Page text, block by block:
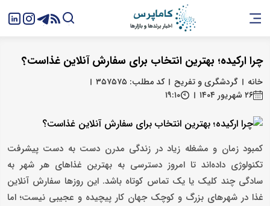
چرا ارکیده؛ بهترین انتخاب برای سفارش آنلاین غذاست؟
خانه گردشگری و تفریح
کد مطلب: ۳۵۷۵۷۵
۲۶ شهریور ۱۴۰۴
۱۹:۱۰
کمبود زمان و مشغله زیاد در زندگی مدرن دست به دست پیشرفت
تکنولوژی داده‌اند تا امروز دسترسی به بهترین غذاهای هر شهر به
سادگی چند کلیک یا یک تماس کوتاه باشد. این روزها سفارش آنلاین
غذا در شهرهای بزرگ و کوچک جهان کار پیچیده و عجیبی نیست؛ اما